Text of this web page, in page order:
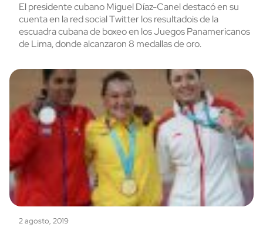
El presidente cubano Miguel Díaz-Canel destacó en su
cuenta en la red social Twitter los resultadois de la
escuadra cubana de boxeo en los Juegos Panamericanos
de Lima, donde alcanzaron 8 medallas de oro.
2 agosto, 2019